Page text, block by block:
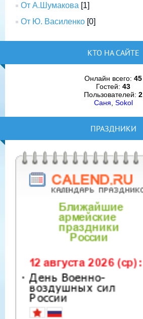
От А.Шумакова [1]
От Ю. Василенко [0]
КТО НА САЙТЕ
Онлайн всего: 45
Гостей: 43
Пользователей: 2
Саня Sokol
ПРАЗДНИКИ